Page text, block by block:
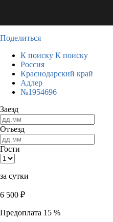
Поделиться
К поиску К поиску
Россия
Краснодарский край
Адлер
№1954696
Заезд
Отъезд
Гости
за сутки
6 500 ₽
Предоплата 15 %